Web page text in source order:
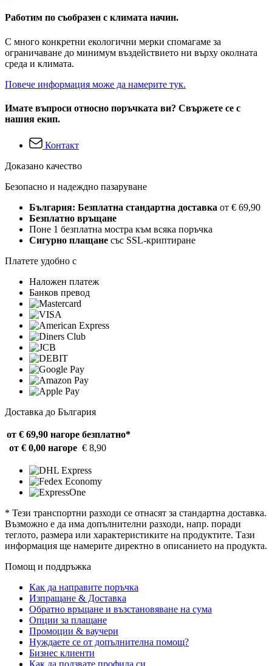
Работим по съобразен с климата начин.
С много конкретни екологични мерки спомагаме за
ограничаване до минимум въздействието ни върху околната
среда и климата.
Повече информация може да намерите тук.
Имате въпроси относно поръчката ви? Свържете се с
нашия екип.
Контакт
Доказано качество
Безопасно и надеждно пазаруване
България: Безплатна стандартна доставка от € 69,90
Безплатно връщане
Поне 1 безплатна мостра към всяка поръчка
Сигурно плащане със SSL-криптиране
Платете удобно с
Наложен платеж
Банков превод
Доставка до България
от € 69,90 нагоре безплатно*
от € 0,00 нагоре € 8,90
* Тези транспортни разходи се отнасят за стандартна доставка.
Възможно е да има допълнителни разходи, напр. поради
теглото, размера или характеристиките на продуктите. Тази
информация ще намерите директно в описанието на продукта.
Помощ и поддръжка
Как да направите поръчка
Изпращане & Доставка
Обратно връщане и възстановяване на сума
Опции за плащане
Промоции & ваучери
Нуждаете се от допълнителна помощ?
Бизнес клиенти